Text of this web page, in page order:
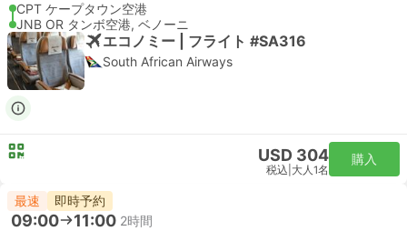
CPT ケープタウン空港
JNB OR タンボ空港, ベノーニ
エコノミー | フライト #SA316
South African Airways
USD 304
税込 大人1名
購入
最速 即時予約
09:00 11:00 2時間